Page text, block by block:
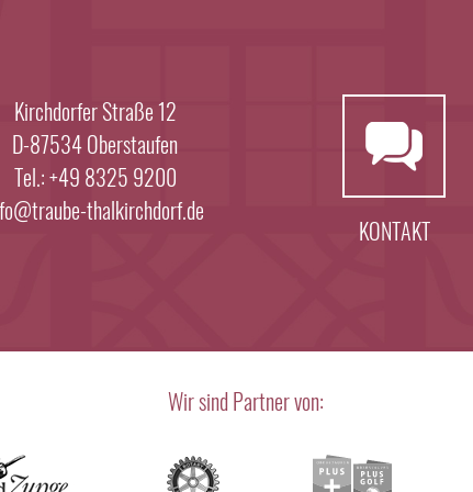
Kirchdorfer Straße 12
D-87534 Oberstaufen
Tel.: +49 8325 9200
thalkirchdorf.de
KONTAKT
Wir sind Partner von: